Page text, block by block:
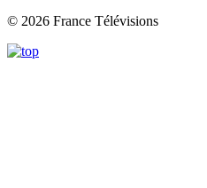
© 2026 France Télévisions